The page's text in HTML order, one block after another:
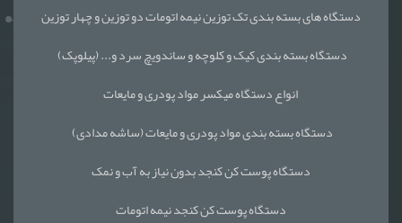
دستگاه های بسته بندی تک توزین نیمه اتومات دو توزین و چهار توزین
دستگاه بسته بندی کیک و کلوچه و ساندویچ سرد و... (پیلوپک)
انواع دستگاه میکسر مواد پودری و مایعات
دستگاه بسته بندی مواد پودری و مایعات (ساشه مدادی)
دستگاه پوست کن کنجد نیمه اتومات